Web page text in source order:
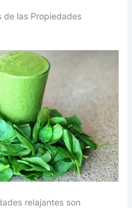
de las Propiedades
relajantes son